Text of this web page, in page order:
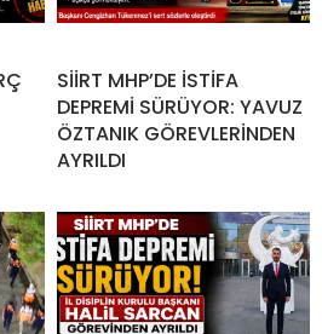
SİİRT MHP’DE İSTİFA
DEPREMİ SÜRÜYOR: YAVUZ
ÖZTANIK GÖREVLERİNDEN
AYRILDI